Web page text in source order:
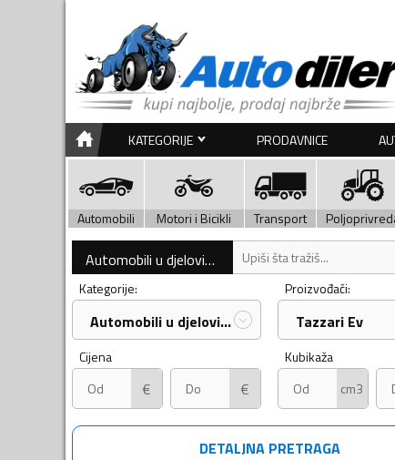
KATEGORIJE PRODAVNICE
Automobili Motori i Bicikli Transport
Automobili u djelovima
Kategorije:
Automobili u djelovima
Proizvođači:
Tazzari Ev
Cijena
€ €
Kubikaža
cm3
DETALJNA PRETRAGA